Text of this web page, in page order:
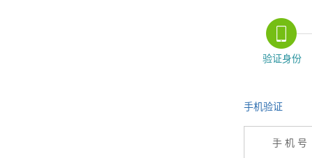
验证身份
手机验证
手 机 号